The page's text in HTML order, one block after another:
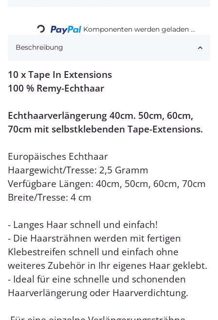
Loading... Komponenten werden geladen ...
Beschreibung
10 x Tape In Extensions
100 % Remy-Echthaar
Echthaarverlängerung 40cm. 50cm, 60cm,
70cm mit selbstklebenden Tape-Extensions.
Europäisches Echthaar
Haargewicht/Tresse: 2,5 Gramm
Verfügbare Längen: 40cm, 50cm, 60cm, 70cm
Breite/Tresse: 4 cm
- Langes Haar schnell und einfach!
- Die Haarsträhnen werden mit fertigen
Klebestreifen schnell und einfach ohne
weiteres Zubehör in Ihr eigenes Haar geklebt.
- Ideal für eine schnelle und schonenden
Haarverlängerung oder Haarverdichtung.